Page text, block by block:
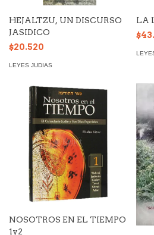
HEJALTZU, UN DISCURSO
JASIDICO
$20.520
LEYES JUDIAS
LA
NOSOTROS EN EL TIEMPO
1y2